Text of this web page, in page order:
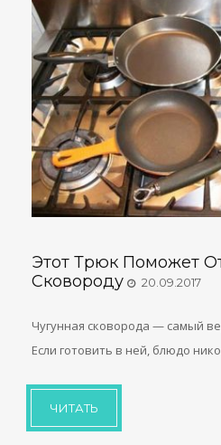
Этот Трюк Поможет
Сковороду
20.09.2017
Чугунная сковорода — самый
Если готовить в ней, блюдо
ЧИТАТЬ